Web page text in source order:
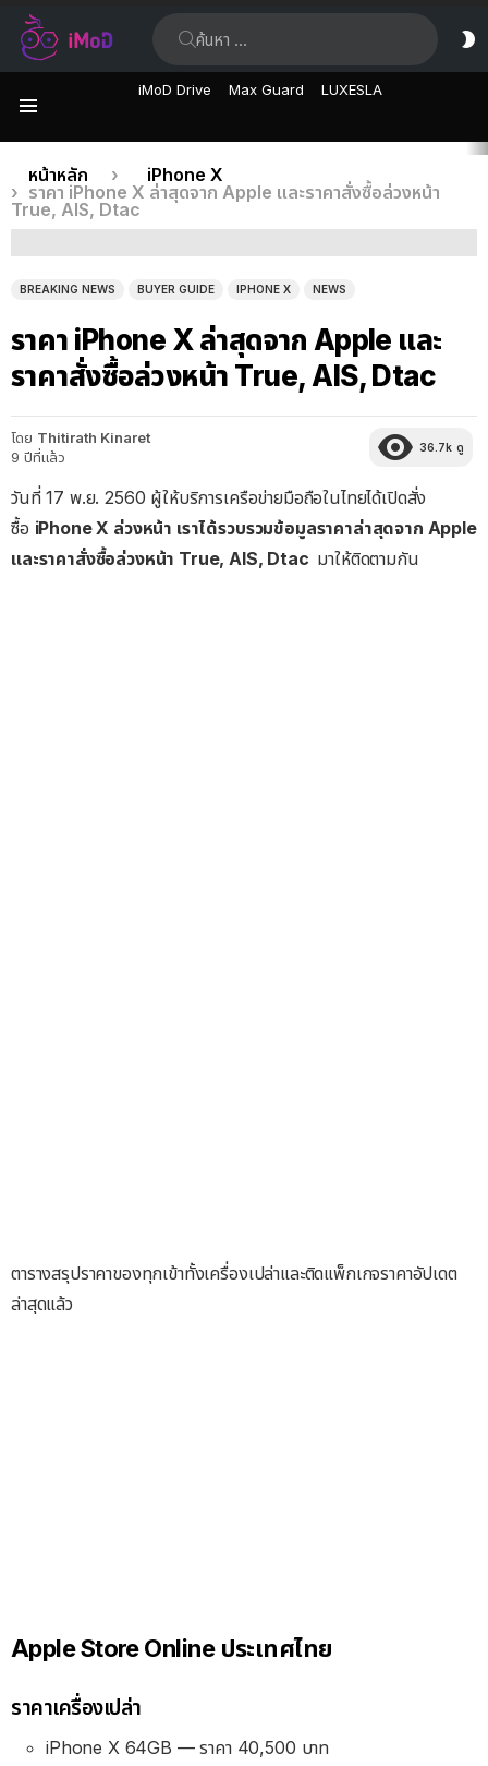
iMoD Drive Max Guard LUXESLA
เรื่อง
ล่าสุด
คุณอยู่ที่นี่:
หน้าหลัก
iPhone X
ราคา iPhone X ล่าสุดจาก Apple และราคาสั่งซื้อล่วงหน้า
True, AIS, Dtac
BREAKING NEWS BUYER GUIDE IPHONE X NEWS
ราคา iPhone X ล่าสุดจาก Apple และ
ราคาสั่งซื้อล่วงหน้า True, AIS, Dtac
โดย Thitirath Kinaret
9 ปีที่แล้ว
36.7k ดู
วันที่ 17 พ.ย. 2560 ผู้ให้บริการเครือข่ายมือถือในไทยได้เปิดสั่ง
ซื้อ iPhone X ล่วงหน้า เราได้รวบรวมข้อมูลราคาล่าสุดจาก Apple
และราคาสั่งซื้อล่วงหน้า True, AIS, Dtac มาให้ติดตามกัน
ตารางสรุปราคาของทุกเข้าทั้งเครื่องเปล่าและติดแพ็กเกจราคาอัปเดต
ล่าสุดแล้ว
Apple Store Online ประเทศไทย
ราคาเครื่องเปล่า
iPhone X 64GB — ราคา 40,500 บาท